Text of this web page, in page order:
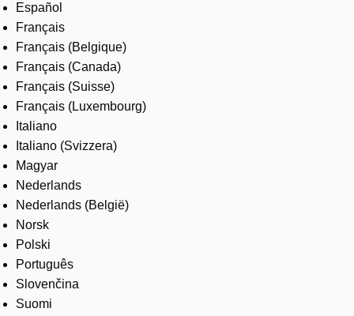
Español
Français
Français (Belgique)
Français (Canada)
Français (Suisse)
Français (Luxembourg)
Italiano
Italiano (Svizzera)
Magyar
Nederlands
Nederlands (België)
Norsk
Polski
Português
Slovenčina
Suomi